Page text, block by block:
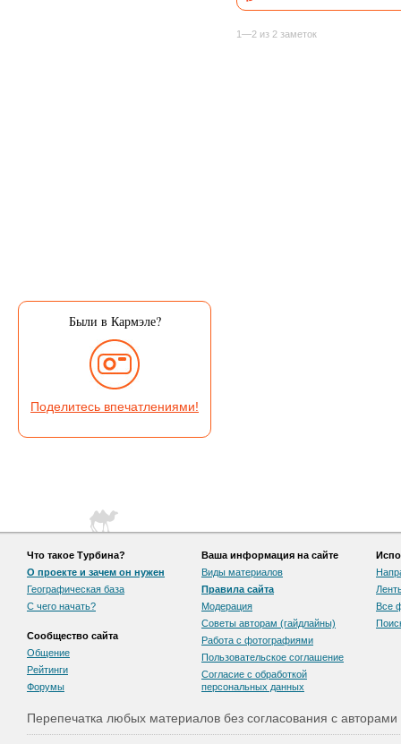
Были в Кармэле?
Поделитесь впечатлениями!
1—2 из 2 заметок
Что такое Турбина?
О проекте и зачем он нужен
Географическая база
С чего начать?
Сообщество сайта
Общение
Рейтинги
Форумы
Ваша информация на сайте
Виды материалов
Правила сайта
Модерация
Советы авторам (гайдлайны)
Работа с фотографиями
Пользовательскоe соглашение
Согласие с обработкой
персональных данных
Все
Перепечатка любых материалов без согласования с